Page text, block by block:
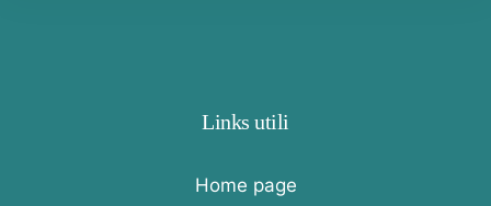
Links utili
Home page